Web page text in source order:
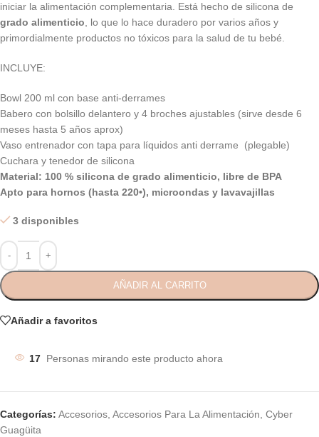
iniciar la alimentación complementaria. Está hecho de silicona de
grado alimenticio, lo que lo hace duradero por varios años y
primordialmente productos no tóxicos para la salud de tu bebé.
INCLUYE:
Bowl 200 ml con base anti-derrames
Babero con bolsillo delantero y 4 broches ajustables (sirve desde 6
meses hasta 5 años aprox)
Vaso entrenador con tapa para líquidos anti derrame (plegable)
Cuchara y tenedor de silicona
Material: 100 % silicona de grado alimenticio, libre de BPA
Apto para hornos (hasta 220•), microondas y lavavajillas
3 disponibles
AÑADIR AL CARRITO
Añadir a favoritos
17 Personas mirando este producto ahora
Categorías: Accesorios, Accesorios Para La Alimentación, Cyber
Guagüita